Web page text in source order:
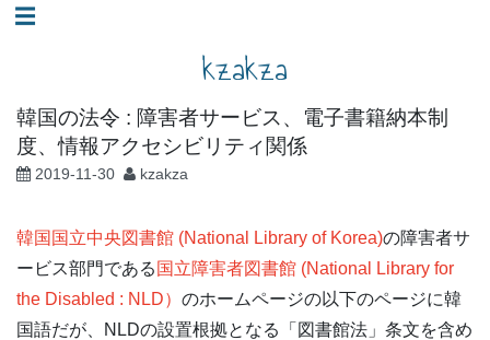
コ☰
kzakza
韓国の法令 : 障害者サービス、電子書籍納本制
度、情報アクセシビリティ関係
2019-11-30 kzakza
韓国国立中央図書館 (National Library of Korea)の障害者サ
ービス部門である 国立障害者図書館 (National Library for
the Disabled : NLD） のホームページの以下のページに韓
国語だが、NLDの設置根拠となる「図書館法」条文を含め